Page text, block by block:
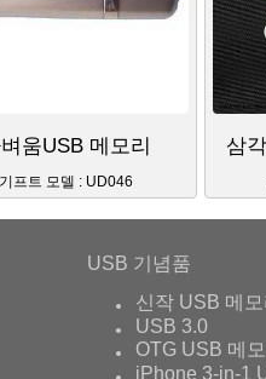
움USB 메모리
기프트 모델 : UD046
삼
USB 기념품
신작 USB 메모
USB 3.0
OTG USB 메모
iPhone 3-in-1